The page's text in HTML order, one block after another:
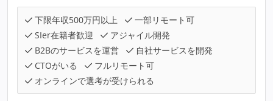
下限年収500万円以上
一部リモート可
SIer在籍者歓迎
アジャイル開発
B2Bのサービスを運営
自社サービスを開発
CTOがいる
フルリモート可
オンラインで選考が受けられる